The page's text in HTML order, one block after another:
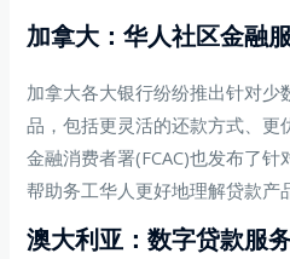
加拿大：华人社区金融
加拿大各大银行纷纷推出针对少
品，包括更灵活的还款方式、更
金融消费者署(FCAC)也发布了针
帮助务工华人更好地理解贷款产
澳大利亚：数字贷款服